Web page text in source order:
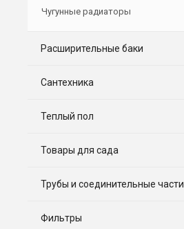
Чугунные радиаторы
Расширительные баки
Сантехника
Теплый пол
Товары для сада
Трубы и соединительные части
Фильтры